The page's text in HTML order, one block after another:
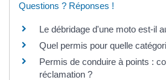
Questions ? Réponses !
Le débridage d'une moto est-il
Quel permis pour quelle
Permis de conduire à points :
réclamation ?